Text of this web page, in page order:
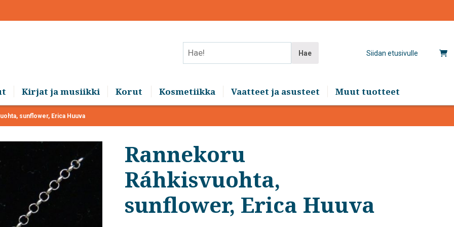
Siidan etusivulle
Hae
Kirjat ja musiikki Korut Kosmetiikka Vaatteet ja asusteet Muut tuotteet
sunflower, Erica Huuva
Rannekoru
Ráhkisvuohta,
sunflower, Erica Huuva